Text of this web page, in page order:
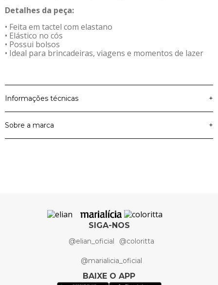
Detalhes da peça:
• Feita em tactel com elastano
• Elástico no cós
• Possui bolsos
• Ideal para brincadeiras, viagens e momentos de lazer
Informações técnicas +
Material Principal Tactel Com Elastano
Permanentes
Bermuda
Sobre a marca +
SIGA-NOS
@elian_oficial @coloritta
@marialicia_oficial
BAIXE O APP